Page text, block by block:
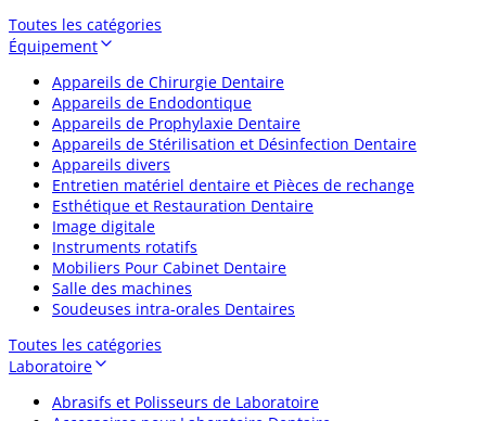
Toutes les catégories
Équipement
Appareils de Chirurgie Dentaire
Appareils de Endodontique
Appareils de Prophylaxie Dentaire
Appareils de Stérilisation et Désinfection Dentaire
Appareils divers
Entretien matériel dentaire et Pièces de rechange
Esthétique et Restauration Dentaire
Image digitale
Instruments rotatifs
Mobiliers Pour Cabinet Dentaire
Salle des machines
Soudeuses intra-orales Dentaires
Toutes les catégories
Laboratoire
Abrasifs et Polisseurs de Laboratoire